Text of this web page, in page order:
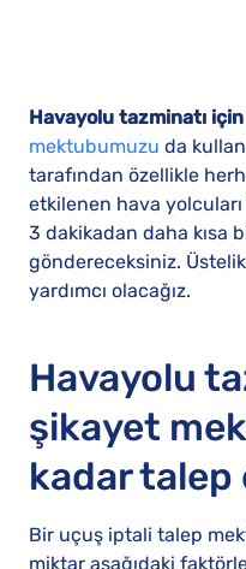
Havayolu tazminatı için
mektubumuzu da
tarafından özellikle
etkilenen hava yolcuları
3 dakikadan daha kısa
göndereceksiniz.
yardımcı olacağız.
Havayolu
şikayet
kadar talep
Bir uçuş iptali talep
miktar aşağıdaki